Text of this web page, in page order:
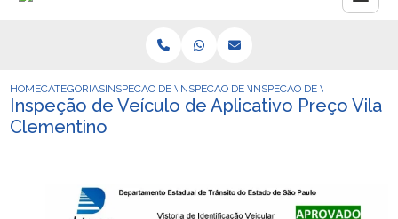
HOMECATEGORIASINSPECAO DE VEICULOSINSPECAO DE VEICULO PARA MOTORISTAS
INSPECAO DE VEICULO DE
Inspeção de Veículo de Aplicativo Preço Vila
Clementino